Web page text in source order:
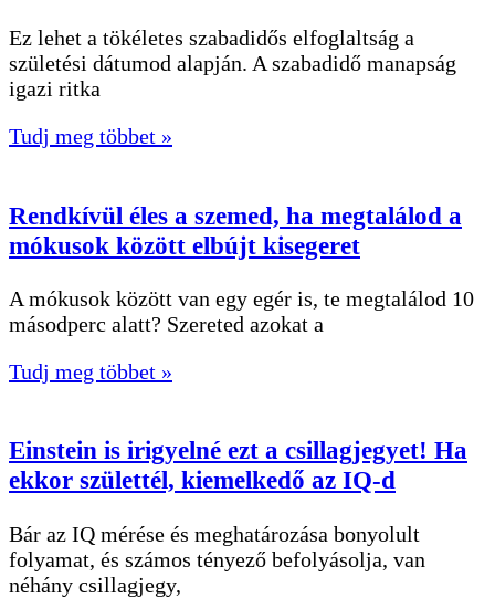
Ez lehet a tökéletes szabadidős elfoglaltság a
születési dátumod alapján. A szabadidő manapság
igazi ritka
Tudj meg többet »
Rendkívül éles a szemed, ha megtalálod a
mókusok között elbújt kisegeret
A mókusok között van egy egér is, te megtalálod 10
másodperc alatt? Szereted azokat a
Tudj meg többet »
Einstein is irigyelné ezt a csillagjegyet! Ha
ekkor születtél, kiemelkedő az IQ-d
Bár az IQ mérése és meghatározása bonyolult
folyamat, és számos tényező befolyásolja, van
néhány csillagjegy,